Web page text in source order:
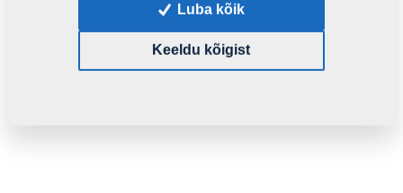
See varuosa sobib ka järgmistele masinatele:
Luba kõik
Keeldu kõigist